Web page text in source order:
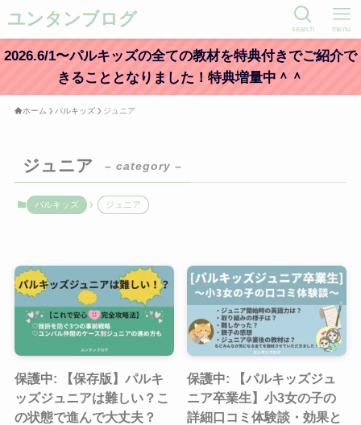
ユンタンブログ search menu
2026.6/1〜パルキッズの全ての教材を特典付きでご紹介で
きることとなりました！特典増量中＾＾
ホーム パルキッズ ジュニア
ジュニア – category –
パルキッズ ジュニア
保護中: 【保存版】パルキ
ッズジュニアは難しい？こ
の状態で進んで大丈夫？
保護中: 【パルキッズジュ
ニア卒業生】小3女の子の
詳細口コミ体験談・効果と